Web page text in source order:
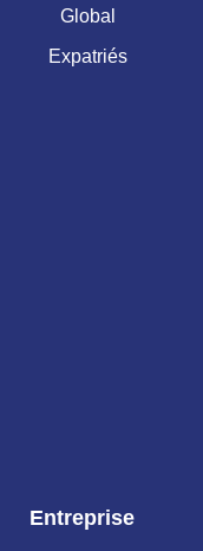
Global
Expatriés
Entreprise